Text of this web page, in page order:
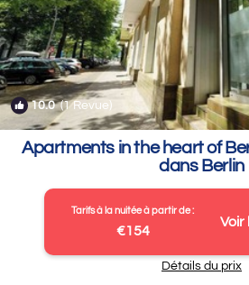
10.0(1 Revue)
Apartments in the heart of
dans Berlin
Tarifs à la nuitée à partir de :
€154
Voir
Détails du prix